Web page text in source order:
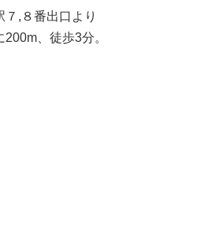
,８番出口より
、徒歩3分。